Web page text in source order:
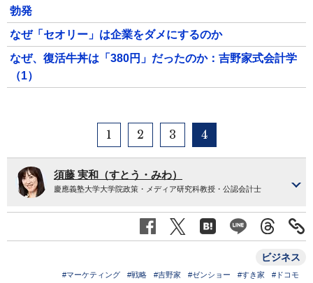
勃発
なぜ「セオリー」は企業をダメにするのか
なぜ、復活牛丼は「380円」だったのか：吉野家式会計学
（1）
1 2 3 4
須藤 実和（すとう・みわ）
慶應義塾大学大学院政策・メディア研究科教授・公認会計士
ビジネス
#マーケティング #戦略 #吉野家 #ゼンショー #すき家 #ドコモ